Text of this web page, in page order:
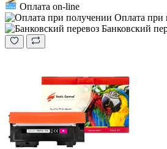
Оплата on-line
Оплата при
Банковский